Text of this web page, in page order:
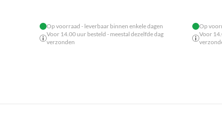
Op voorraad - leverbaar binnen enkele dagen
Voor 14.00 uur besteld - meestal dezelfde dag
verzonden
Op
Voor